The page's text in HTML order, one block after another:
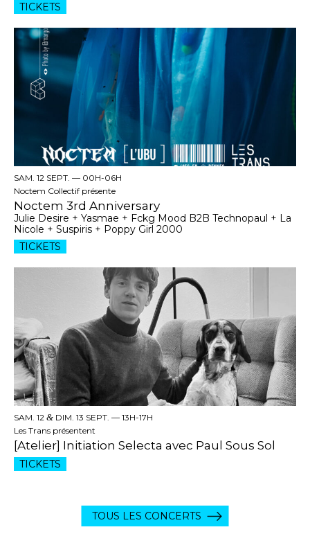
TICKETS
SAM. 12 SEPT. — 00H-06H
Noctem Collectif présente
Noctem 3rd Anniversary
Julie Desire + Yasmae + Fckg Mood B2B Technopaul + La
Nicole + Suspiris + Poppy Girl 2000
TICKETS
SAM. 12 & DIM. 13 SEPT. — 13H-17H
Les Trans présentent
[Atelier] Initiation Selecta avec Paul Sous Sol
TICKETS
TOUS LES CONCERTS